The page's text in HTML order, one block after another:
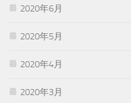
2020年6月
2020年5月
2020年4月
2020年3月